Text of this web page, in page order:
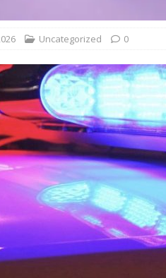
Uncategorized 0